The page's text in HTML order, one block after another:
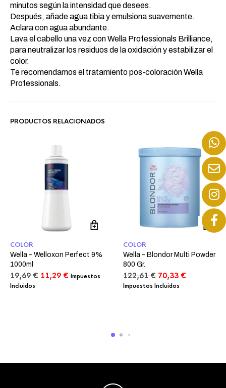
minutos según la intensidad que desees.
Después, añade agua tibia y emulsiona suavemente.
Aclara con agua abundante.
Lava el cabello una vez con Wella Professionals Brilliance,
para neutralizar los residuos de la oxidación y estabilizar el
color.
Te recomendamos el tratamiento pos-coloración Wella
Professionals.
PRODUCTOS RELACIONADOS
COLOR
Wella – Welloxon Perfect 9%
1000ml
19,69€ El
11,29 €ElImpuestos
Incluidos
COLOR
Wella – Blondor Multi Powder
800 Gr.
122,61€ El
precio
70,33 €El
Impuestos Incluidos